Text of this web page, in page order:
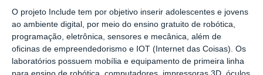
O projeto Include tem por objetivo inserir adolescentes e jovens
ao ambiente digital, por meio do ensino gratuito de robótica,
programação, eletrônica, sensores e mecânica, além de
oficinas de empreendedorismo e IOT (Internet das Coisas). Os
laboratórios possuem mobília e equipamento de primeira linha